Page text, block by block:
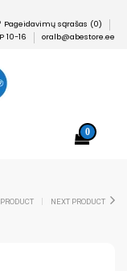
Pageidavimų sąrašas (0)
10-16
oralb@abestore.ee
0
NEXT PRODUCT